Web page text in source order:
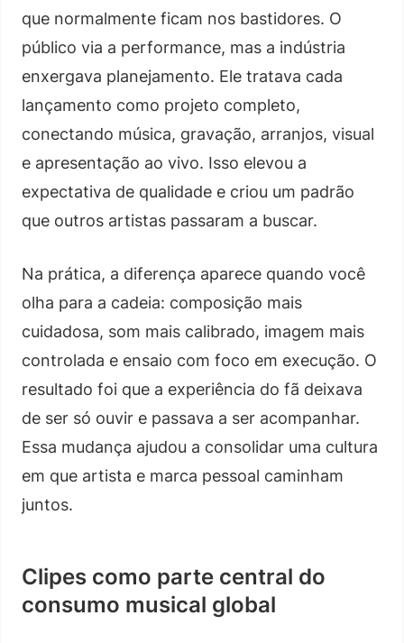
que normalmente ficam nos bastidores. O
público via a performance, mas a indústria
enxergava planejamento. Ele tratava cada
lançamento como projeto completo,
conectando música, gravação, arranjos, visual
e apresentação ao vivo. Isso elevou a
expectativa de qualidade e criou um padrão
que outros artistas passaram a buscar.
Na prática, a diferença aparece quando você
olha para a cadeia: composição mais
cuidadosa, som mais calibrado, imagem mais
controlada e ensaio com foco em execução. O
resultado foi que a experiência do fã deixava
de ser só ouvir e passava a ser acompanhar.
Essa mudança ajudou a consolidar uma cultura
em que artista e marca pessoal caminham
juntos.
Clipes como parte central do
consumo musical global